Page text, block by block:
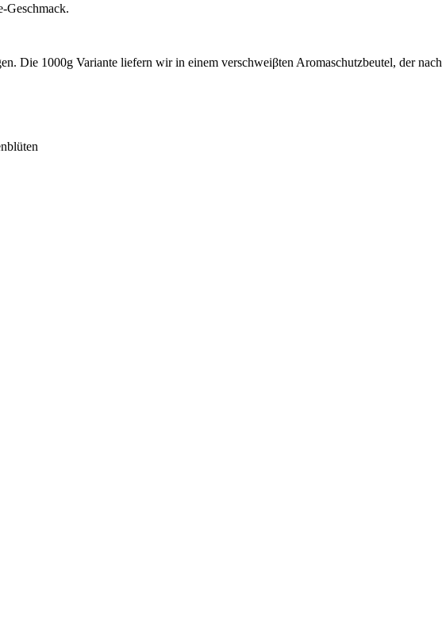
Geschmack.
Die 1000g Variante liefern wir in einem verschweiβten Aromaschutzbeutel, der nach